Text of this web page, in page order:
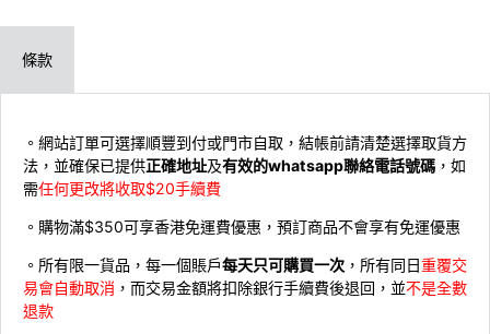
條款
。網站訂單可選擇順豐到付或門市自取，結帳前請清楚選擇取貨方
法，並確保已提供正確地址及有效的whatsapp聯絡電話號碼 ，如
需任何更改將收取$20手續費
。購物滿$350可享香港免運費優惠，預訂商品不會享有免運優惠
。所有限一貨品，每一個賬戶每天只可購買一次 ，所有同日重覆交
易會自動取消 ，而交易金額將扣除銀行手續費後退回，並不是全數
退款